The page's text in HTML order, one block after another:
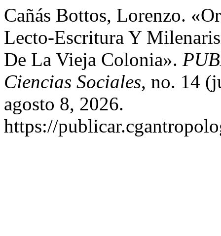
Cañás Bottos, Lorenzo.
Lecto-Escritura Y
De La Vieja Colonia».
Ciencias Sociales, no. 14
agosto 8, 2026.
https://